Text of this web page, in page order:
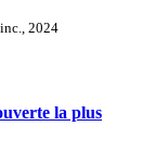
2024
la plus